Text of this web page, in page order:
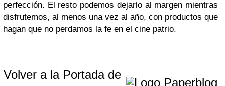
perfección. El resto podemos dejarlo al margen mientras
disfrutemos, al menos una vez al año, con productos que
hagan que no perdamos la fe en el cine patrio.
Volver a la Portada de